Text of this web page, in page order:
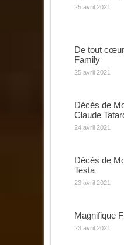
25 avril 2021
De tout
Family
25 avril 2021
Décès de
Claude
24 avril 2021
Décès de
Testa
23 avril 2021
Magnifique
23 avril 2021